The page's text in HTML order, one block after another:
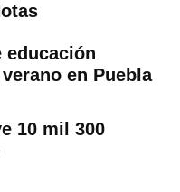
educación
en Puebla
10 mil 300